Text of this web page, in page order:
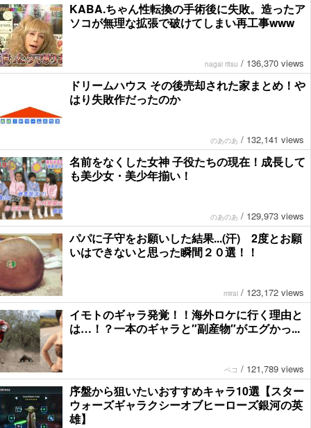
KABA.ちゃん性転換の手術後に失敗。造ったア
ソコが無理な拡張で破けてしまい再工事www
nagai ritsu / 136,370 views
ドリームハウス その後売却された家まとめ！や
はり失敗作だったのか
のあのあ / 132,141 views
名前をなくした女神 子役たちの現在！成長して
も美少女・美少年揃い！
のあのあ / 129,973 views
パパに子守をお願いした結果...(汗) 2度とお願
いはできないと思った瞬間２０選！！
mirai / 123,172 views
イモトのギャラ発覚！！海外ロケに行く理由と
は…！？一本のギャラと″副産物″がエグかっ...
ペコ / 121,789 views
序盤から狙いたいおすすめキャラ10選【スター
ウォーズギャラクシーオブヒーローズ銀河の英
雄】